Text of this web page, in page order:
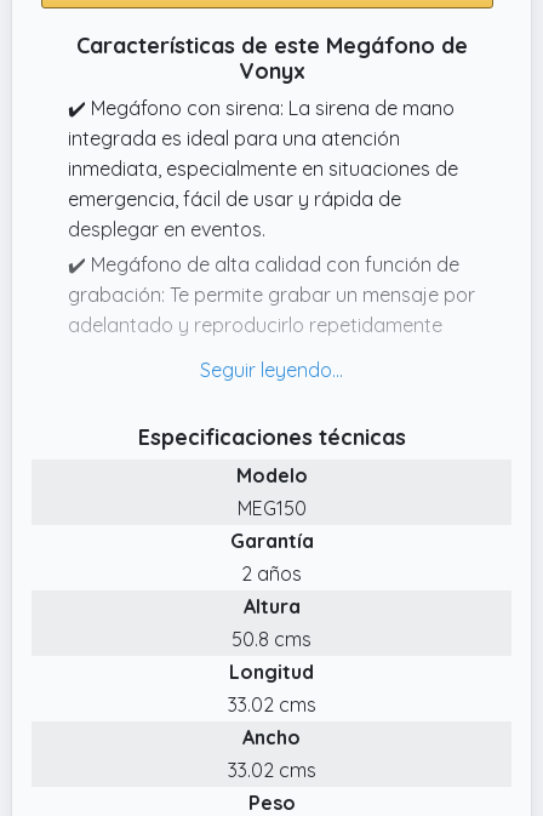
Características de este Megáfono de
Vonyx
✔️ Megáfono con sirena: La sirena de mano
integrada es ideal para una atención
inmediata, especialmente en situaciones de
emergencia, fácil de usar y rápida de
desplegar en eventos.
✔️ Megáfono de alta calidad con función de
grabación: Te permite grabar un mensaje por
adelantado y reproducirlo repetidamente
menudo el mismo mensaje.
Bluetooth: reproduce música o avisos de
forma inalámbrica desde tu teléfono móvil
gracias a Bluetooth, ideal para eventos,
publicidad o emergencias.
✔️ Micrófono desmontable y correa para el
hombro : Se suministra con una batería
recargable. Ideal para largos periodos de
uso y máxima flexibilidad.
✔️ Amplificador de voz profesional con
micrófono y batería: el megáfono transmite
sonidos claros y fuertes hasta 2000 metros.
Ideal para exteriores.
Especificaciones técnicas
Modelo
MEG150
Garantía
2 años
Altura
50.8 cms
Longitud
33.02 cms
Ancho
33.02 cms
Peso